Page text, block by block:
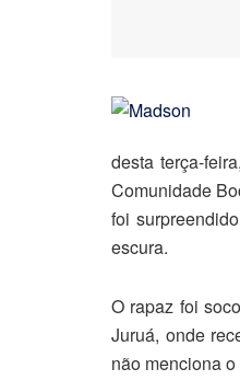
desta terça-
Comunidade
foi
escura.
O rapaz foi
Juruá, onde
não menciona